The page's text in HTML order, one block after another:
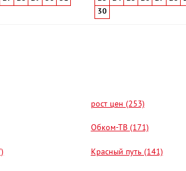
30
рост цен (253)
Обком-ТВ (171)
Красный путь (141)